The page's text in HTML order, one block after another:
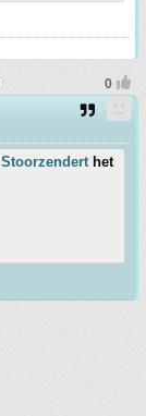
Stoorzenderthet